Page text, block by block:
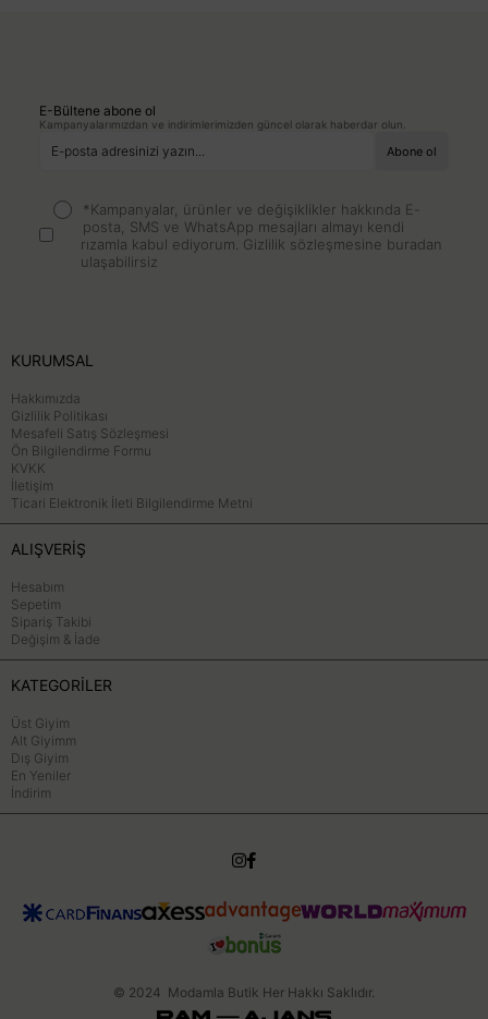
E-Bültene abone ol
Kampanyalarımızdan ve indirimlerimizden güncel olarak haberdar olun.
*Kampanyalar, ürünler ve değişiklikler hakkında E-
posta, SMS ve WhatsApp mesajları almayı kendi
rızamla kabul ediyorum. Gizlilik sözleşmesine buradan
ulaşabilirsiz
KURUMSAL
Hakkımızda
Gizlilik Politikası
Mesafeli Satış Sözleşmesi
Ön Bilgilendirme Formu
KVKK
İletişim
Ticari Elektronik İleti Bilgilendirme Metni
ALIŞVERİŞ
Hesabım
Sepetim
Sipariş Takibi
Değişim & İade
KATEGORİLER
Üst Giyim
Alt Giyimm
Dış Giyim
En Yeniler
İndirim
© 2024 Modamla Butik Her Hakkı Saklıdır.